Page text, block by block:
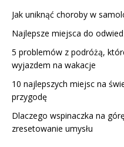
Jak uniknąć choroby w
Najlepsze miejsca do
5 problemów z podróżą,
wyjazdem na wakacje
10 najlepszych miejsc na
przygodę
Dlaczego wspinaczka na
zresetowanie umysłu